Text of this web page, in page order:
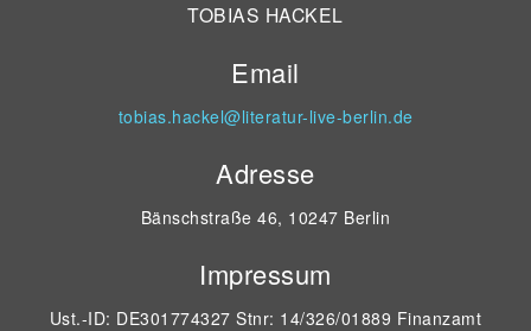
TOBIAS HACKEL
Email
tobias.hackel@literatur-live-berlin.de
Adresse
Bänschstraße 46, 10247 Berlin
Impressum
Ust.-ID: DE301774327 Stnr: 14/326/01889 Finanzamt